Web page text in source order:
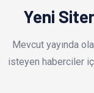
Yeni
Mevcut yayında
isteyen haberciler